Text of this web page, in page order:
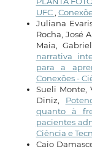
UFC
Juliana
Rocha, José
Maia,
narrativa
para a
Conexões -
Sueli Monte,
Diniz,
quanto à
pacientes
Ciência e
Caio